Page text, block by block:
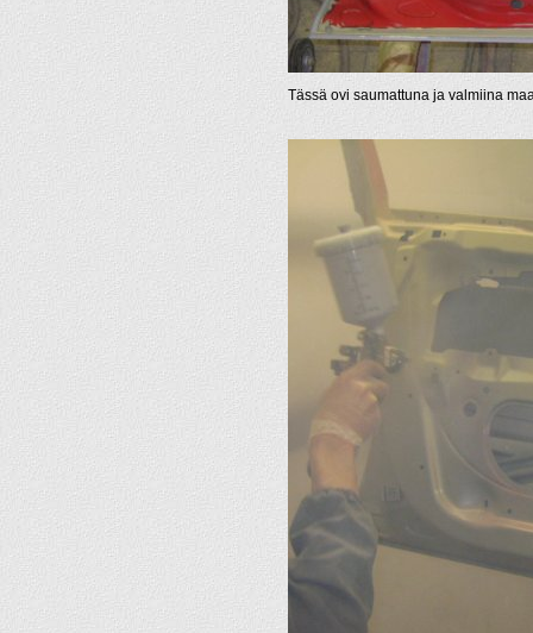
Tässä ovi saumattuna ja valmiina